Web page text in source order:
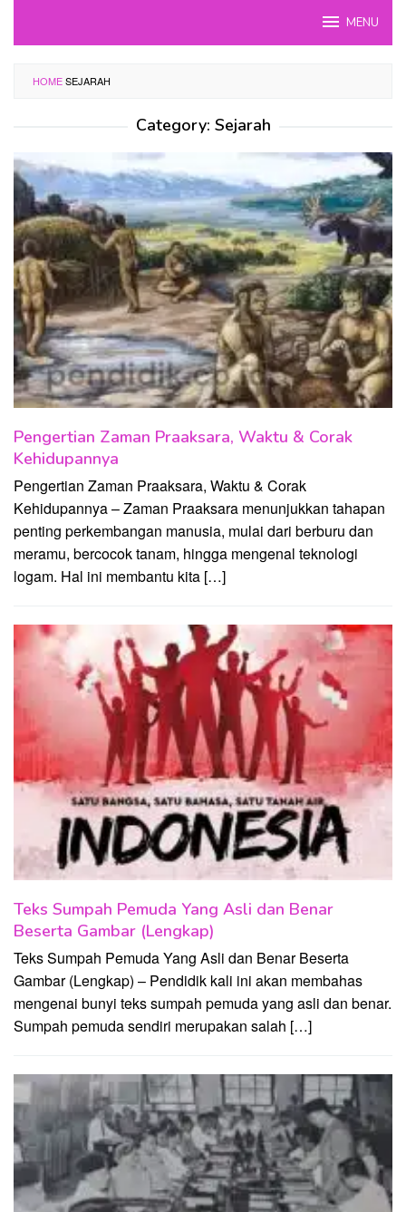
MENU
HOMESEJARAH
Category: Sejarah
Pengertian Zaman Praaksara, Waktu & Corak
Kehidupannya
Pengertian Zaman Praaksara, Waktu & Corak
Kehidupannya – Zaman Praaksara menunjukkan tahapan
penting perkembangan manusia, mulai dari berburu dan
meramu, bercocok tanam, hingga mengenal teknologi
logam. Hal ini membantu kita […]
Teks Sumpah Pemuda Yang Asli dan Benar
Beserta Gambar (Lengkap)
Teks Sumpah Pemuda Yang Asli dan Benar Beserta
Gambar (Lengkap) – Pendidik kali ini akan membahas
mengenai bunyi teks sumpah pemuda yang asli dan benar.
Sumpah pemuda sendiri merupakan salah […]